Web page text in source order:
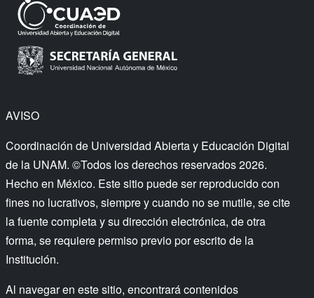
AVISO
Coordinación de Universidad Abierta y Educación Digital
de la UNAM. ©Todos los derechos reservados 2026.
Hecho en México. Este sitio puede ser reproducido con
fines no lucrativos, siempre y cuando no se mutile, se cite
la fuente completa y su dirección electrónica, de otra
forma, se requiere permiso previo por escrito de la
Institución.
Al navegar en este sitio, encontrará contenidos